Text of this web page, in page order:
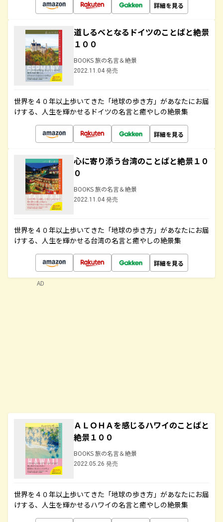
詳細を見る
道しるべとなるドイツのことばと絶景
１００
BOOKS 旅の名言＆絶景
2022.11.04 発売
世界を４０年以上歩いてきた「地球の歩き方」があなたにお届
けする、人生を輝かせるドイツの名言と癒やしの絶景集
詳細を見る
心に寄り添う台湾のことばと絶景１０
０
BOOKS 旅の名言＆絶景
2022.11.04 発売
世界を４０年以上歩いてきた「地球の歩き方」があなたにお届
けする、人生を輝かせる台湾の名言と癒やしの絶景集
詳細を見る
ＡＬＯＨＡを感じるハワイのことばと
絶景１００
BOOKS 旅の名言＆絶景
2022.05.26 発売
世界を４０年以上歩いてきた「地球の歩き方」があなたにお届
けする、人生を輝かせるハワイの名言と癒やしの絶景集
AD